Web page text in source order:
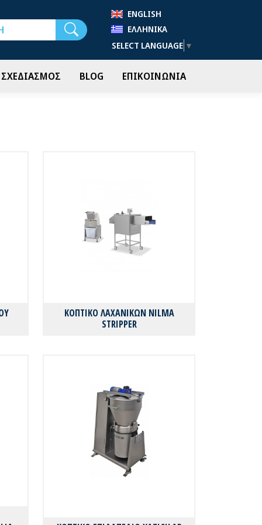
ENGLISH
ΕΛΛΗΝΙΚΆ
SELECT LANGUAGE ▼
BLOG ΕΠΙΚΟΙΝΩΝΙΑ
ΚΟΠΤΙΚΟ ΛΑΧΑΝΙΚΩΝ NILMA
STRIPPER